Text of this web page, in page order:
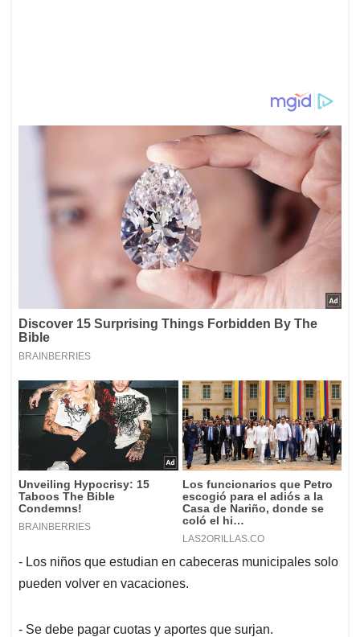
- Los niños que estudian en cabeceras municipales solo
pueden volver en vacaciones.
- Se debe pagar cuotas y aportes que surjan.